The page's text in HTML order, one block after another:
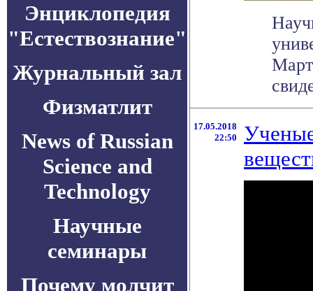
Энциклопедия
"Естествознание"
Журнальный зал
Физматлит
News of Russian
Science and
Technology
Научные
семинары
Почему молчит
17.05.2018
22:50